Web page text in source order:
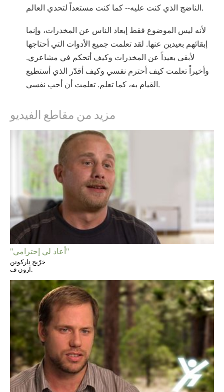
الناضج الذي كنت عليه-- كما كنت مستعداً لتحدي العالم.
لأنه ليس الموضوع فقط إبعاد الناس عن المخدرات، وإنما
إبقائهم بعيدين عنها. لقد تعلمت جميع الأدوات التي أحتاجها
لأبقى بعيداً عن المخدرات وكيف أتحكم في مشاعري.
وأخيراً تعلمت كيف أحترم نفسي وكيف أقدّر الذي أستطيع
القيام به، كما تعلم. تعلمت أن أحب نفسي.
مزيد من مقاطع الفيديو
"أعاد لي إحترامي"
خرّيج ناركونن
آرون ف.